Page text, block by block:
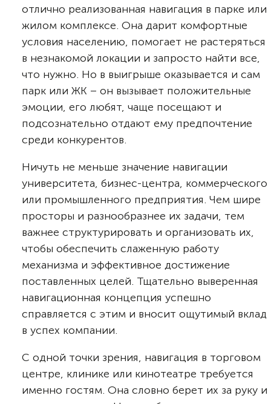
отлично реализованная навигация в парке или
жилом комплексе. Она дарит комфортные
условия населению, помогает не растеряться
в незнакомой локации и запросто найти все,
что нужно. Но в выигрыше оказывается и сам
парк или ЖК – он вызывает положительные
эмоции, его любят, чаще посещают и
подсознательно отдают ему предпочтение
среди конкурентов.
Ничуть не меньше значение навигации
университета, бизнес-центра, коммерческого
или промышленного предприятия. Чем шире
просторы и разнообразнее их задачи, тем
важнее структурировать и организовать их,
чтобы обеспечить слаженную работу
механизма и эффективное достижение
поставленных целей. Тщательно выверенная
навигационная концепция успешно
справляется с этим и вносит ощутимый вклад
в успех компании.
С одной точки зрения, навигация в торговом
центре, клинике или кинотеатре требуется
именно гостям. Она словно берет их за руку и